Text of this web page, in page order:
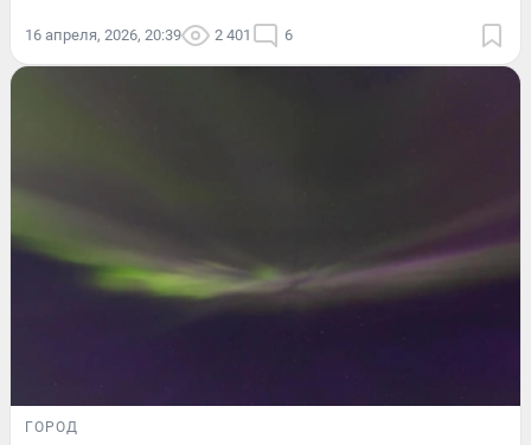
16 апреля, 2026, 20:39 2 401 6
ГОРОД